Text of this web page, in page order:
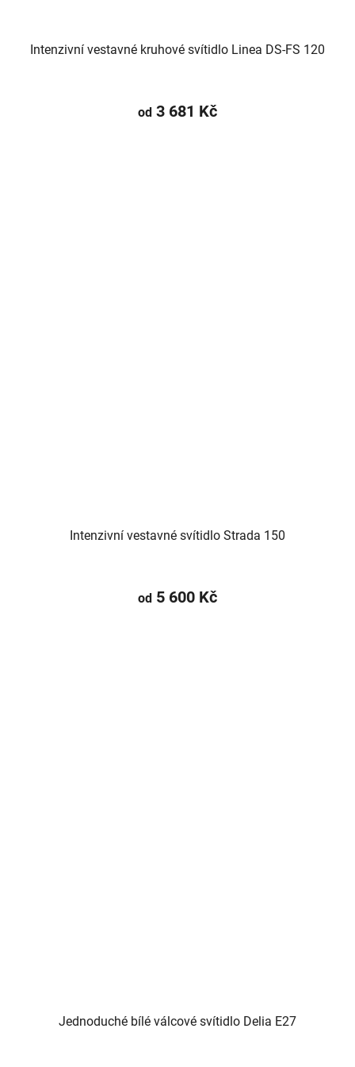
Intenzivní vestavné kruhové svítidlo Linea DS-FS 120
od 3 681 Kč
Intenzivní vestavné svítidlo Strada 150
od 5 600 Kč
Jednoduché bílé válcové svítidlo Delia E27